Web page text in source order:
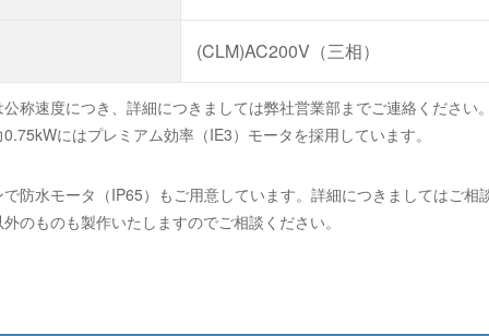
(CLM)AC200V（三相）
称速度につき、詳細につきましては弊社営業部までご連絡ください。
にはプレミアム効率（IE3）モータを採用しています。
防水モータ（IP65）もご用意しています。詳細につきましてはご相
のものも製作いたしますのでご相談ください。